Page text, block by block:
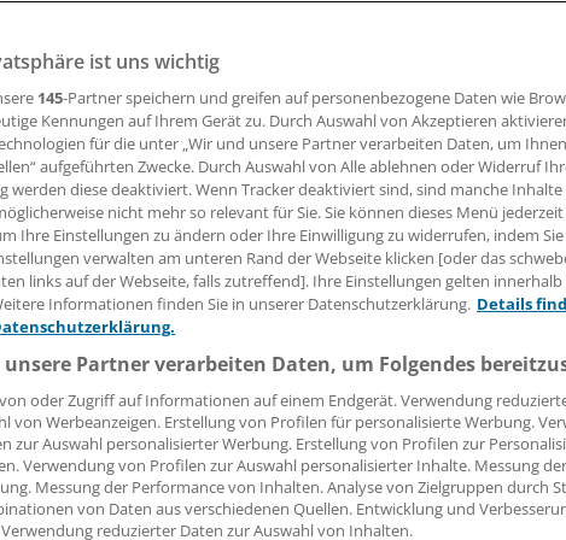
Kliniken in Nordrhein-Westfalen und Rheinland-Pfalz sparen
Ärzten und gefährden damit die Versorgungsqualität,
des Marburger Bundes (MB).
Leserin, lieber Leser,
Beitrag können Sie lesen, sobald Sie sich eingeloggt
Jetzt anmelden »
Kostenlos registrieren »
vergessen?
Problem beim Login?
ist mit wenigen Klicks erledigt und kostenlos.
des kostenlosen Login:
Analysen, Hintergründe und Infografiken
Interviews und Praxis-Tipps
auf allemedizinischen Berichte und Kommentare
ist uns wichtig
145-Partner speichern und greifen auf personenbezogene Daten wie
Kennungen auf Ihrem Gerät zu. Durch Auswahl von Akzeptieren
für die unter „Wir und unsere Partner verarbeiten Daten, um
aufgeführten Zwecke. Durch Auswahl von Alle ablehnen oder Widerruf
werden diese deaktiviert. Wenn Tracker deaktiviert sind, sind manche
nicht mehr so relevant für Sie. Sie können dieses Menü
Ihre Einstellungen zu ändern oder Ihre Einwilligung zu widerrufen, indem
verwalten am unteren Rand der Webseite klicken [oder das
links auf der Webseite, falls zutreffend]. Ihre Einstellungen gelten innerhalb
Informationen finden Sie in unserer Datenschutzerklärung. Details
Partner verarbeiten Daten, um Folgendes
oder Zugriff auf Informationen auf einem Endgerät. Verwendung
von Werbeanzeigen. Erstellung von Profilen für personalisierte Werbung.
zur Auswahl personalisierter Werbung. Erstellung von Profilen zur
Verwendung von Profilen zur Auswahl personalisierter Inhalte. Messung der
Messung der Performance von Inhalten. Analyse von Zielgruppen durch
von Daten aus verschiedenen Quellen. Entwicklung und
reduzierter Daten zur Auswahl von Inhalten.